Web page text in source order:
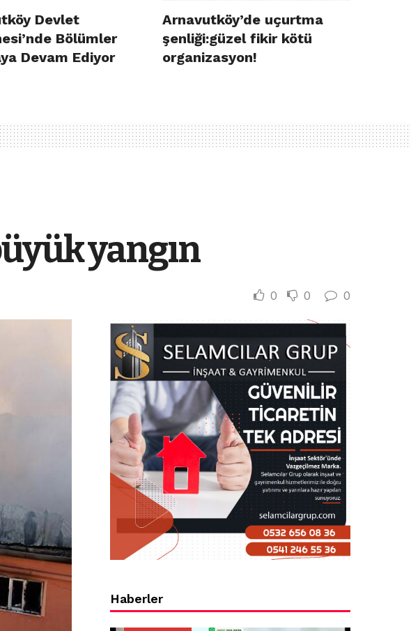
Devlet
Bölümler
Devam Ediyor
Arnavutköy’de uçurtma
şenliği:güzel fikir kötü
organizasyon!
yangın
0 0 0
Haberler